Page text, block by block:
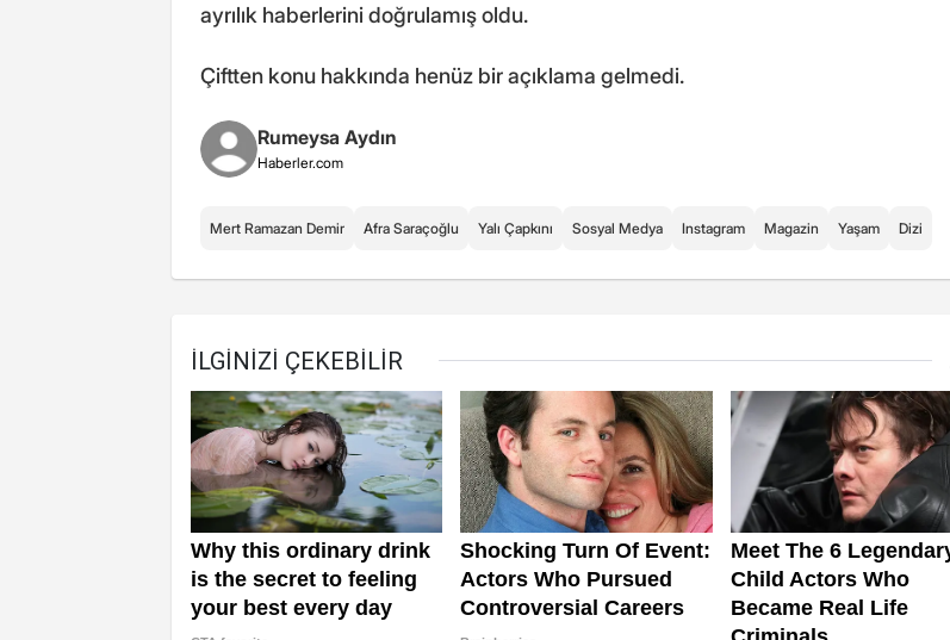
ayrılık haberlerini doğrulamış oldu.
Çiftten konu hakkında henüz bir açıklama gelmedi.
Rumeysa Aydın
Haberler.com
Mert Ramazan Demir Afra Saraçoğlu Yalı Çapkını Sosyal Medya Instagram Magazin Yaşam Dizi